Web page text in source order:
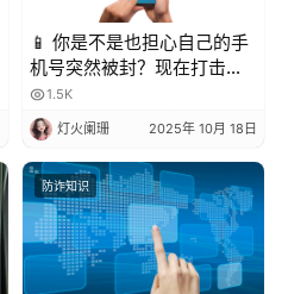
📱 你是不是也担心自己的手
机号突然被封？现在打击骚
扰电话越来越严格，一不小
心就可能中招！今天就来聊
聊，到底被多少人标记会封
号？又该怎么避免？
1.5K
灯火阑珊 2025年 10月 18日
防诈知识